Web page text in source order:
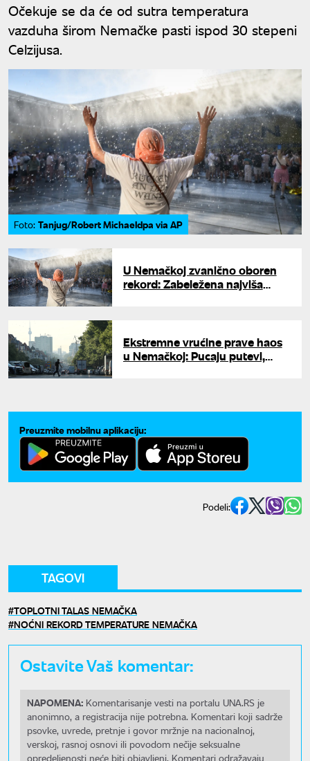
Očekuje se da će od sutra temperatura
vazduha širom Nemačke pasti ispod 30 stepeni
Celzijusa.
Foto: Tanjug/Robert Michaeldpa via AP
U Nemačkoj zvanično oboren
rekord: Zabeležena najviša
Ekstremne vrućine prave haos
u Nemačkoj: Pucaju putevi,
Preuzmite mobilnu aplikaciju:
Podeli:
TAGOVI
TOPLOTNI TALAS NEMAČKA
NOĆNI REKORD TEMPERATURE NEMAČKA
Ostavite Vaš komentar:
NAPOMENA: Komentarisanje vesti na portalu UNA.RS je
anonimno, a registracija nije potrebna. Komentari koji sadrže
psovke, uvrede, pretnje i govor mržnje na nacionalnoj,
verskoj, rasnoj osnovi ili povodom nečije seksualne
opredeljenosti neće biti objavljeni. Komentari odražavaju